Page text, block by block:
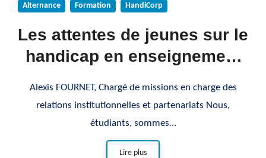
Alternance Formation HandiCorp
Les attentes de jeunes sur le
handicap en enseignement
Alexis FOURNET, Chargé de missions en charge des
relations institutionnelles et partenariats Nous,
étudiants, sommes…
Lire plus